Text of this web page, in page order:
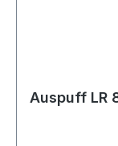
Auspuff LR